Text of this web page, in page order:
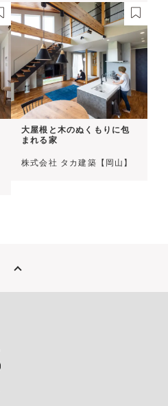
大屋根と木のぬくもりに包
まれる家
株式会社 タカ建築【岡山】